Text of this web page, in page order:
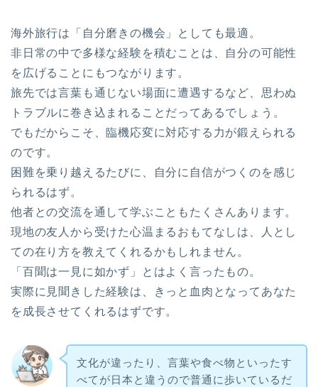
海外旅行は「自分磨きの機会」としても最適。
非日常の中で多様な経験を積むことは、自分の可能性
を広げることにもつながります。
旅先では言葉も通じない場面に遭遇するなど、思わぬ
トラブルに巻き込まれることだってあるでしょう。
でもだからこそ、臨機応変に対応する力が鍛えられる
のです。
困難を乗り越えるたびに、自分に自信がつくのを感じ
られるはず。
他者との交流を通して学ぶこともたくさんあります。
現地の友人から受けた心温まるおもてなしは、人とし
ての在り方を教えてくれるかもしれません。
「百聞は一見に如かず」とはよく言ったもの。
実際に見聞きした経験は、きっと血肉となってあなた
を成長させてくれるはずです。
文化が違ったり、言葉や食べ物といったす
べてが日本と違うので普通に歩いているだ